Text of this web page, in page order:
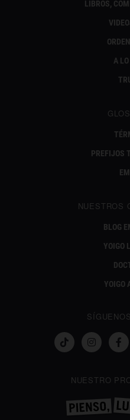
LIBROS,
A
PREFIJOS
NUESTROS
BLOG
YOIGO
YOIGO
NUESTRO